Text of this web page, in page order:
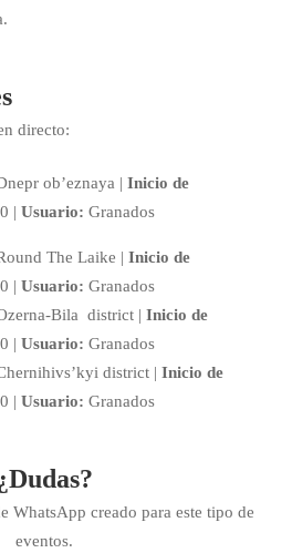
directo:
ob’eznaya | Inicio de
| Usuario: Granados
The Laike | Inicio de
| Usuario: Granados
Bila district | Inicio de
| Usuario: Granados
district | Inicio de
| Usuario: Granados
WhatsApp creado para este tipo de
eventos.